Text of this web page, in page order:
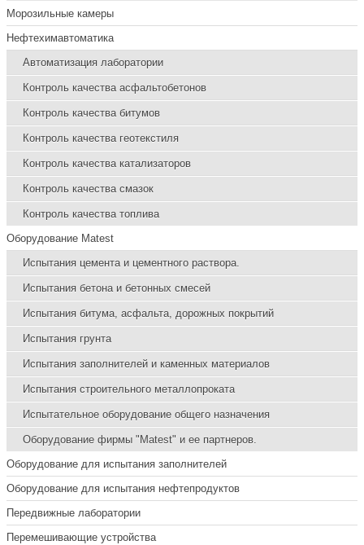
Морозильные камеры
Нефтехимавтоматика
Автоматизация лаборатории
Контроль качества асфальтобетонов
Контроль качества битумов
Контроль качества геотекстиля
Контроль качества катализаторов
Контроль качества смазок
Контроль качества топлива
Оборудование Matest
Испытания цемента и цементного раствора.
Испытания бетона и бетонных смесей
Испытания битума, асфальта, дорожных покрытий
Испытания грунта
Испытания заполнителей и каменных материалов
Испытания строительного металлопроката
Испытательное оборудование общего назначения
Оборудование фирмы "Matest" и ее партнеров.
Оборудование для испытания заполнителей
Оборудование для испытания нефтепродуктов
Передвижные лаборатории
Перемешивающие устройства